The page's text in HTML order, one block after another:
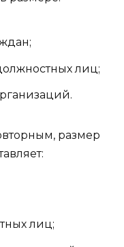
лиц;
размер
лиц;